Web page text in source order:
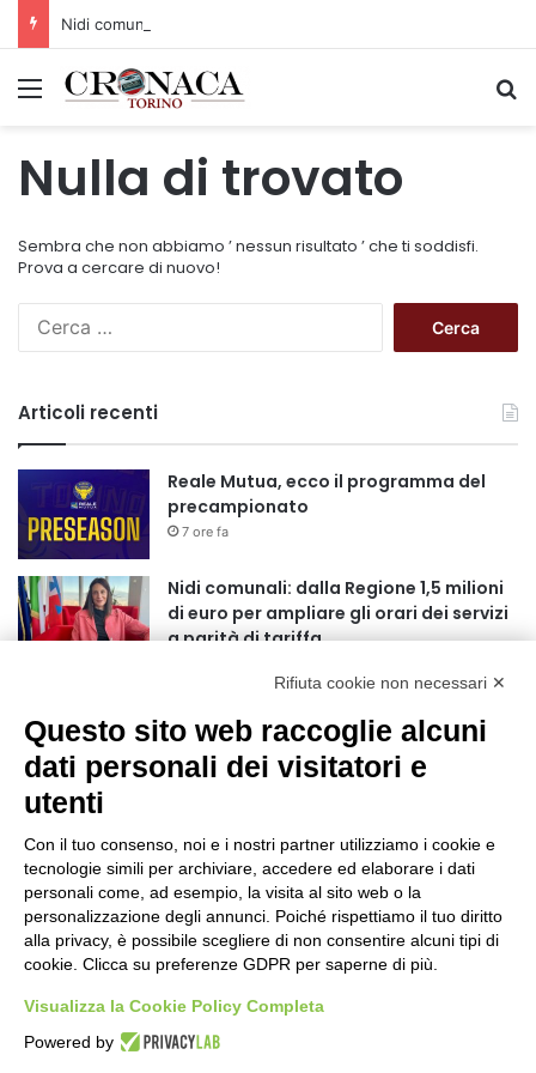
Menu
Nulla di trovato
Sembra che non abbiamo ’ nessun risultato ’ che ti soddisfi.
Prova a cercare di nuovo!
c
p
Articoli recenti
Reale Mutua, ecco il programma del
precampionato
7 ore fa
Nidi comunali: dalla Regione 1,5 milioni
di euro per ampliare gli orari dei servizi
a parità di tariffa
collegamenti verso la collina
11 ore fa
agosto apre la strada al Grande
Ferragosto
11 ore fa
Un nuovo modello di IA stima il volume
dei ghiacciai del pianeta
12 ore fa
Al San Luigi Gonzaga restituita la vista
a un occhio senza più speranze
Rifiuta cookie non necessari ✕
Questo sito web raccoglie alcuni
dati personali dei visitatori e
utenti
Con il tuo consenso, noi e i nostri partner utilizziamo i cookie e
tecnologie simili per archiviare, accedere ed elaborare i dati
personali come, ad esempio, la visita al sito web o la
personalizzazione degli annunci. Poiché rispettiamo il tuo diritto
alla privacy, è possibile scegliere di non consentire alcuni tipi di
cookie. Clicca su preferenze GDPR per saperne di più.
Visualizza la Cookie Policy Completa
Powered by